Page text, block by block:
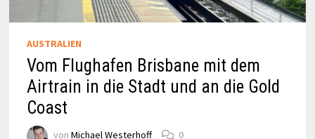
AUSTRALIEN
Vom Flughafen Brisbane mit dem
Airtrain in die Stadt und an die Gold
Coast
von Michael Westerhoff 0